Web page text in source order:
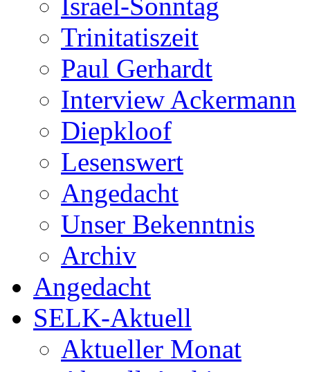
Trinitatiszeit
Paul Gerhardt
Interview Ackermann
Diepkloof
Lesenswert
Angedacht
Unser Bekenntnis
Archiv
Angedacht
SELK-Aktuell
Aktueller Monat